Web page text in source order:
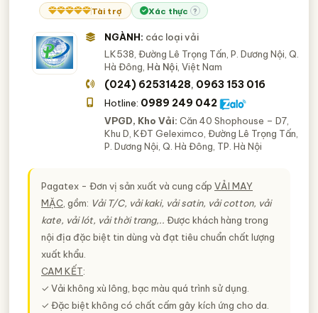
Tài trợ Xác thực ?
NGÀNH: các loại vải
LK538, Đường Lê Trọng Tấn, P. Dương Nội, Q.
Hà Đông, Hà Nội, Việt Nam
(024) 62531428, 0963 153 016
Hotline: 0989 249 042
VPGD, Kho Vải: Căn 40 Shophouse – D7,
Khu D, KĐT Geleximco, Đường Lê Trọng Tấn,
P. Dương Nội, Q. Hà Đông, TP. Hà Nội
Pagatex - Đơn vị sản xuất và cung cấp VẢI MAY
MẶC, gồm: Vải T/C, vải kaki, vải satin, vải cotton, vải
kate, vải lót, vải thời trang,.. Được khách hàng trong
nội địa đặc biệt tin dùng và đạt tiêu chuẩn chất lượng
xuất khẩu.
CAM KẾT:
✓ Vải không xù lông, bạc màu quá trình sử dụng.
✓ Đặc biệt không có chất cấm gây kích ứng cho da.